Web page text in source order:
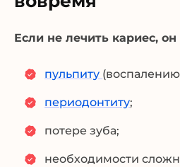
Если не лечить кариес,
пульпиту
периодонтиту;
потере зуба;
необходимости